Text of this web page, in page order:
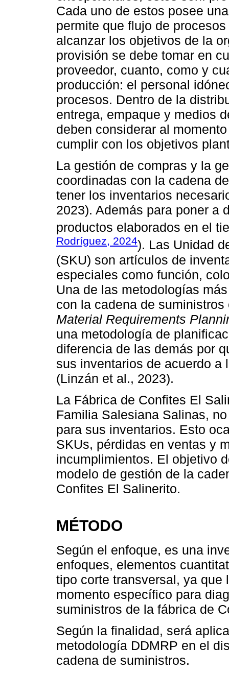
Cada uno de estos posee
permite que flujo de
alcanzar los objetivos de la
provisión se debe tomar en
proveedor, cuanto, como y
producción: el personal
procesos. Dentro de la
entrega, empaque y medios
deben considerar al
cumplir con los objetivos
La gestión de compras y la
coordinadas con la cadena
tener los inventarios
2023). Además para poner a
productos elaborados en el
Rodríguez, 2024). Las Unidad
(SKU) son artículos de
especiales como función,
Una de las metodologías
con la cadena de suministros
Material Requirements
una metodología de
diferencia de las demás por
sus inventarios de acuerdo a
(Linzán et al., 2023).
La Fábrica de Confites El
Familia Salesiana Salinas,
para sus inventarios. Esto
SKUs, pérdidas en ventas y
incumplimientos. El objetivo
modelo de gestión de la
Confites El Salinerito.
MÉTODO
Según el enfoque, es una
enfoques, elementos
tipo corte transversal, ya
momento específico para
suministros de la fábrica de
Según la finalidad, será
metodología DDMRP en el
cadena de suministros.